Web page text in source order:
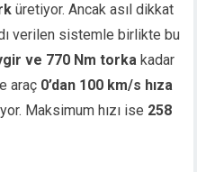
üretiyor. Ancak asıl dikkat
verilen sistemle birlikte bu
ve 770 Nm torka kadar
araç 0’dan 100 km/s hıza
Maksimum hızı ise 258